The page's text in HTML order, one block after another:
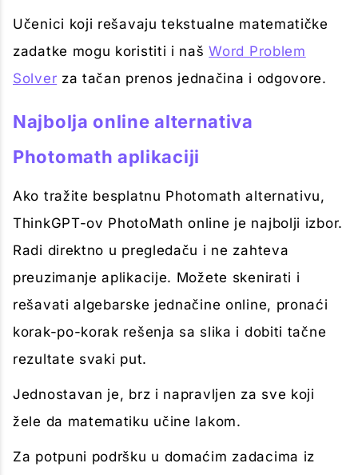
Učenici koji rešavaju tekstualne matematičke
zadatke mogu koristiti i našWord Problem
Solver za tačan prenos jednačina i odgovore.
Najbolja online alternativa
Photomath aplikaciji
Ako tražite besplatnu Photomath alternativu,
ThinkGPT-ov PhotoMath online je najbolji izbor.
Radi direktno u pregledaču i ne zahteva
preuzimanje aplikacije. Možete skenirati i
rešavati algebarske jednačine online, pronaći
korak-po-korak rešenja sa slika i dobiti tačne
rezultate svaki put.
Jednostavan je, brz i napravljen za sve koji
žele da matematiku učine lakom.
Za potpuni podršku u domaćim zadacima iz